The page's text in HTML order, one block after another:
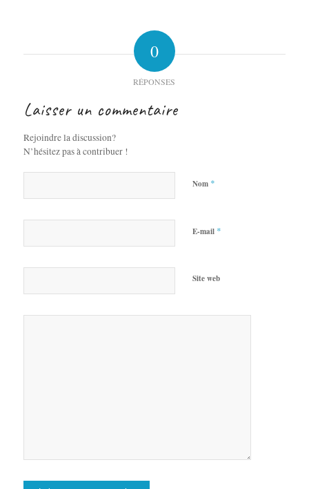
0
RÉPONSES
Laisser un commentaire
Rejoindre la discussion?
N’hésitez pas à contribuer !
Nom *
E-mail *
Site web